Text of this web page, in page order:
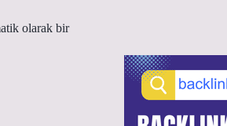
olarak bir